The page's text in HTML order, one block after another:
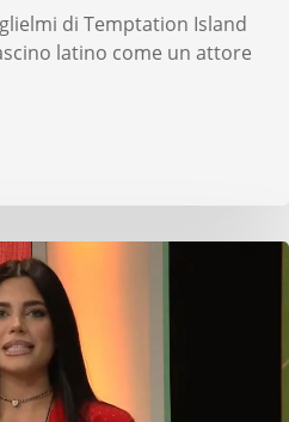
di Temptation Island
latino come un attore